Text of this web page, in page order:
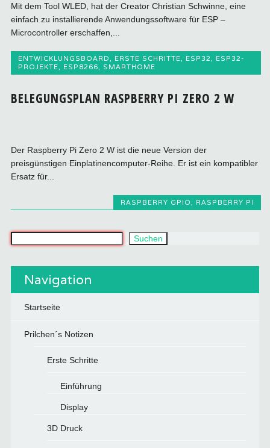
Mit dem Tool WLED, hat der Creator Christian Schwinne, eine
einfach zu installierende Anwendungssoftware für ESP –
Microcontroller erschaffen,...
ENTWICKLUNGSBOARD, ERSTE SCHRITTE, ESP32, ESP32-
PROJEKTE, ESP8266, SMARTHOME
BELEGUNGSPLAN RASPBERRY PI ZERO 2 W
Der Raspberry Pi Zero 2 W ist die neue Version der
preisgünstigen Einplatinencomputer-Reihe. Er ist ein kompatibler
Ersatz für...
RASPBERRY GPIO, RASPBERRY PI
Suchen
Navigation
Startseite
Prilchen´s Notizen
Erste Schritte
Einführung
Display
3D Druck